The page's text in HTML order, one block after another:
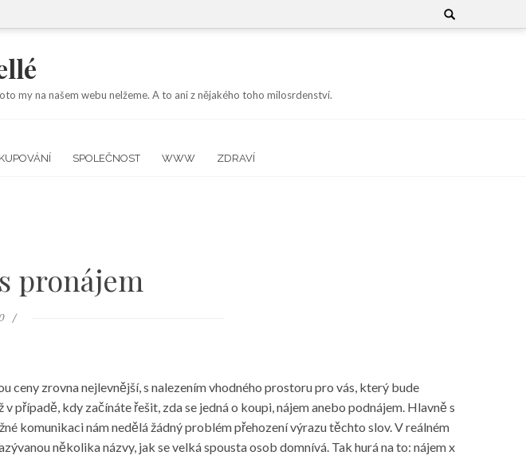
Search
for:
my na našem webu nelžeme. A to ani z nějakého toho milosrdenství.
SPOLEČNOST WWW ZDRAVÍ
pronájem
ceny zrovna nejlevnější, s nalezením vhodného prostoru pro vás, který bude
kdy začínáte řešit, zda se jedná o koupi, nájem anebo podnájem. Hlavně s
komunikaci nám nedělá žádný problém přehození výrazu těchto slov. V reálném
několika názvy, jak se velká spousta osob domnívá. Tak hurá na to: nájem x